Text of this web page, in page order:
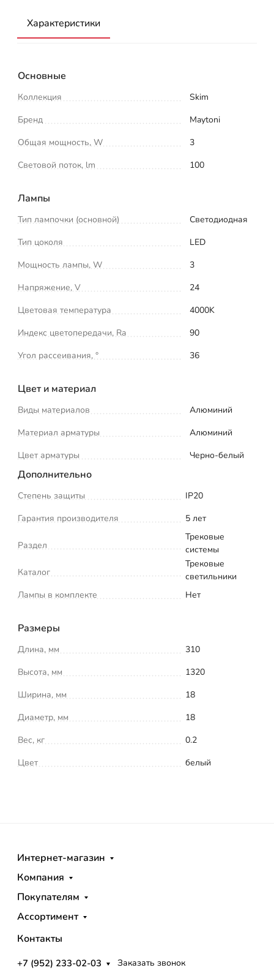
Характеристики
Основные
Коллекция
Skim
Бренд
Maytoni
Общая мощность, W
3
Световой поток, lm
100
Лампы
Тип лампочки (основной)
Светодиодная
Тип цоколя
LED
Мощность лампы, W
3
Напряжение, V
24
Цветовая температура
4000K
Индекс цветопередачи, Ra
90
Угол рассеивания, °
36
Цвет и материал
Виды материалов
Алюминий
Материал арматуры
Алюминий
Цвет арматуры
Черно-белый
Дополнительно
Степень защиты
IP20
Гарантия производителя
5 лет
Раздел
Трековые
системы
Каталог
Трековые
светильники
Лампы в комплекте
Нет
Размеры
Длина, мм
310
Высота, мм
1320
Ширина, мм
18
Диаметр, мм
18
Вес, кг
0.2
Цвет
белый
Интернет-магазин
Компания
Покупателям
Ассортимент
Контакты
+7 (952) 233-02-03 Заказать звонок